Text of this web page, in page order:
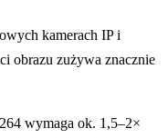
kamerach IP i
obrazu zużywa znacznie
wymaga ok. 1,5–2×